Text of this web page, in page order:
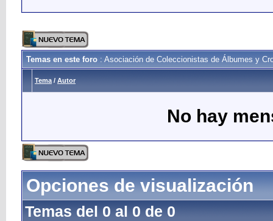
Temas en este foro : Asociación de Coleccionistas de Álbumes y
Tema / Autor
No hay
Opciones de visualización
Temas del 0 al 0 de 0